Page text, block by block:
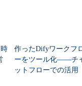
作ったDifyワークフ
ーをツール化――チ
ットフローでの活用